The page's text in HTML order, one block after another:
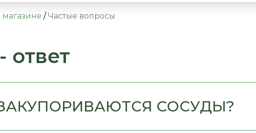
/ Частые вопросы
ответ
СОСУДЫ?